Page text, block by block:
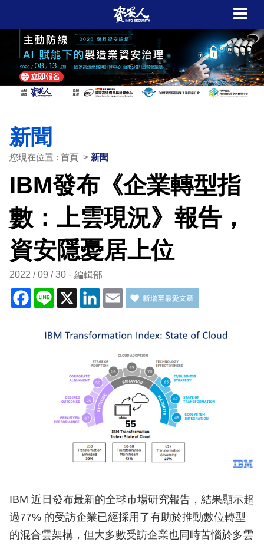
新聞
您現在位置 : 首頁 > 新聞
IBM發布《企業轉型指
數：上雲現況》報告，
資安隱憂居上位
2022 / 09 / 30 編輯部
Facebook
Line X LinkedIn
Email
IBM 近日發布最新的全球市場研究報告，結果顯示超
過77% 的受訪企業已經採用了有助於推動數位轉型
的混合雲架構，但大多數受訪企業也同時苦惱於多雲